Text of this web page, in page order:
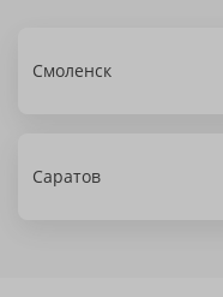
Смоленск
Саратов